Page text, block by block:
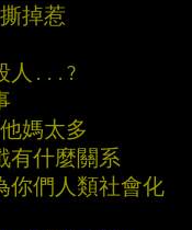
掉惹
人...?
媽太多
有什麼關系
們人類社會化